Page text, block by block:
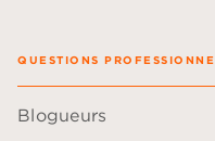
QUESTIONS
Blogueurs